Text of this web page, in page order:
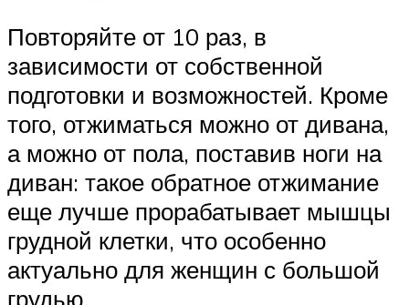
Повторяйте от 10 раз, в
зависимости от собственной
подготовки и возможностей. Кроме
того, отжиматься можно от дивана,
а можно от пола, поставив ноги на
диван: такое обратное отжимание
еще лучше прорабатывает мышцы
грудной клетки, что особенно
актуально для женщин с большой
грудью.